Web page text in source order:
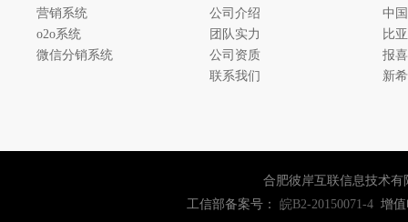
营销系统
o2o系统
微信分销系统
公司介绍
团队实力
公司资质
联系我们
中
比
报
新
合肥彼岸互联信息技术有
工信部备案号： 皖B2-20150071-4增值